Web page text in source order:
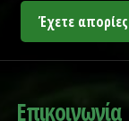
Έχετε
Επικοινωνία